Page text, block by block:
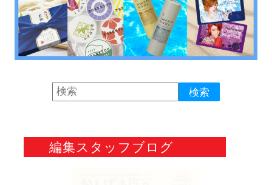
編集スタッフブログ